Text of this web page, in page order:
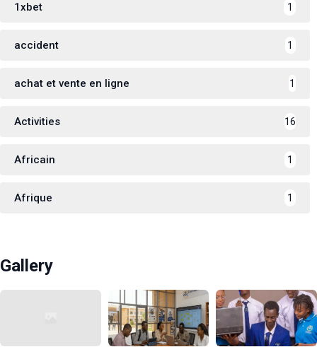
1xbet 1
accident 1
achat et vente en ligne 1
Activities 16
Africain 1
Afrique 1
Gallery